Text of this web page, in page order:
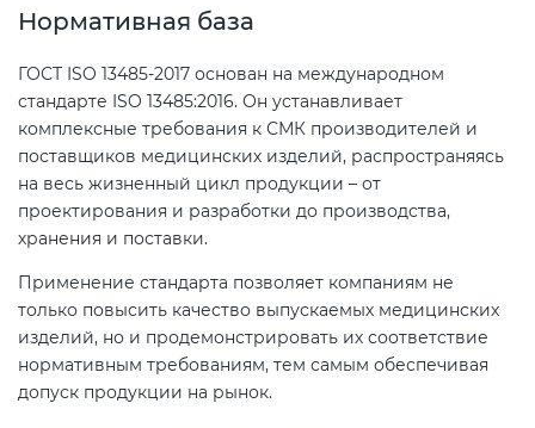
Нормативная база
ГОСТ ISO 13485-2017 основан на международном
стандарте ISO 13485:2016. Он устанавливает
комплексные требования к СМК производителей и
поставщиков медицинских изделий, распространяясь
на весь жизненный цикл продукции – от
проектирования и разработки до производства,
хранения и поставки.
Применение стандарта позволяет компаниям не
только повысить качество выпускаемых медицинских
изделий, но и продемонстрировать их соответствие
нормативным требованиям, тем самым обеспечивая
допуск продукции на рынок.
Сертификация упаковки
Сертификация импортной
продукции
Сертификация для
маркетплейсов
Сертификация детских товаров
Сертификация спортивных
товаров
27001-2021
Сертификат на ИСМ
(торговой марки) в Роспатенте
Заключение ФСТЭК
Декларация связи Минцифры
ТР ТС 011/2011 «Безопасность
лифтов»
О требованиях к средствам
обеспечения пожарной
безопасности и пожаротушения
004/2011
Декларация ТР ТС